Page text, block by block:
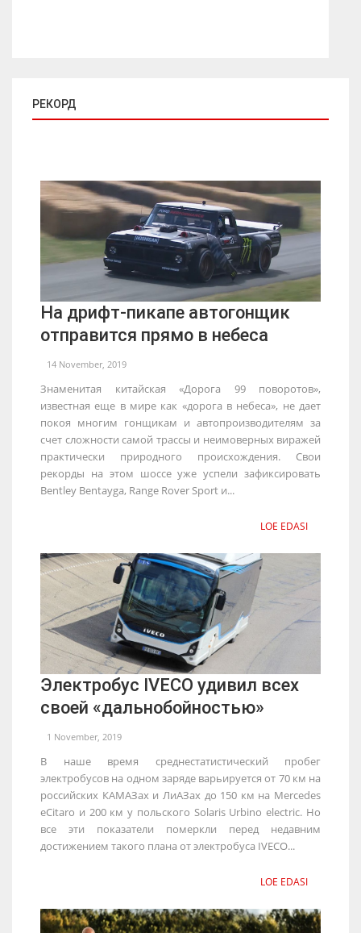
РЕКОРД
На дрифт-пикапе автогонщик
отправится прямо в небеса
14 November, 2019
Знаменитая китайская «Дорога 99 поворотов»,
известная еще в мире как «дорога в небеса», не дает
покоя многим гонщикам и автопроизводителям за
счет сложности самой трассы и неимоверных виражей
практически природного происхождения. Свои
рекорды на этом шоссе уже успели зафиксировать
Bentley Bentayga, Range Rover Sport и...
LOE EDASI
Электробус IVECO удивил всех
своей «дальнобойностью»
1 November, 2019
В наше время среднестатистический пробег
электробусов на одном заряде варьируется от 70 км на
российских КАМАЗах и ЛиАЗах до 150 км на Mercedes
eCitaro и 200 км у польского Solaris Urbino electric. Но
все эти показатели померкли перед недавним
достижением такого плана от электробуса IVECO...
LOE EDASI